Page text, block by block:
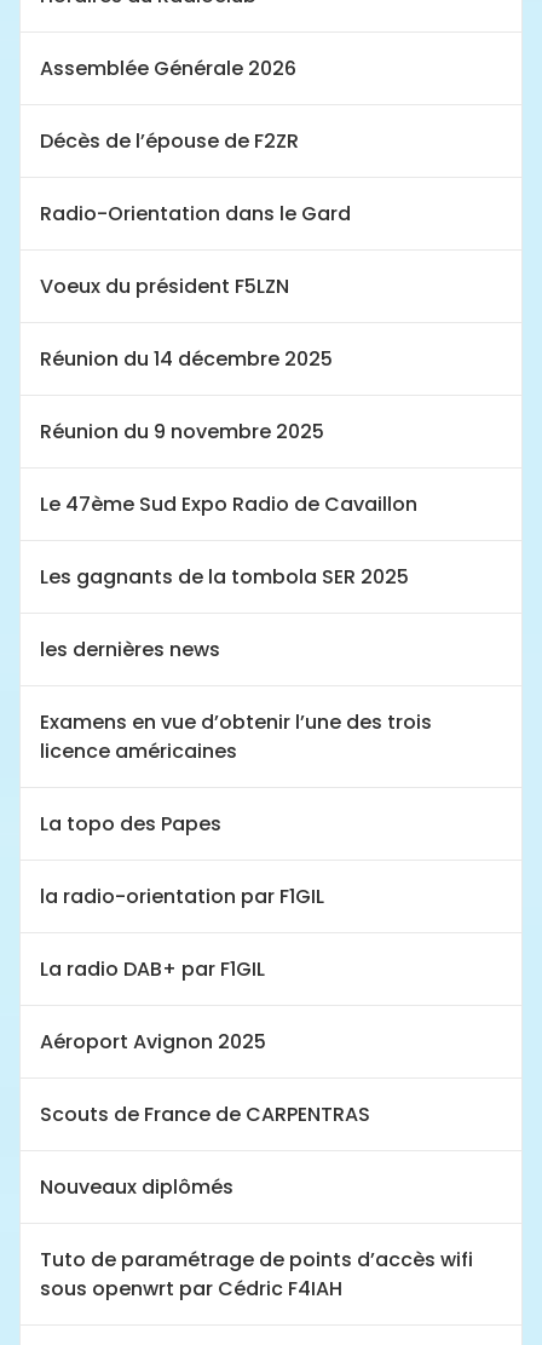
Assemblée Générale 2026
Décès de l’épouse de F2ZR
Radio-Orientation dans le Gard
Voeux du président F5LZN
Réunion du 14 décembre 2025
Réunion du 9 novembre 2025
Le 47ème Sud Expo Radio de Cavaillon
Les gagnants de la tombola SER 2025
les dernières news
Examens en vue d’obtenir l’une des trois
licence américaines
La topo des Papes
la radio-orientation par F1GIL
La radio DAB+ par F1GIL
Aéroport Avignon 2025
Scouts de France de CARPENTRAS
Nouveaux diplômés
Tuto de paramétrage de points d’accès wifi
sous openwrt par Cédric F4IAH